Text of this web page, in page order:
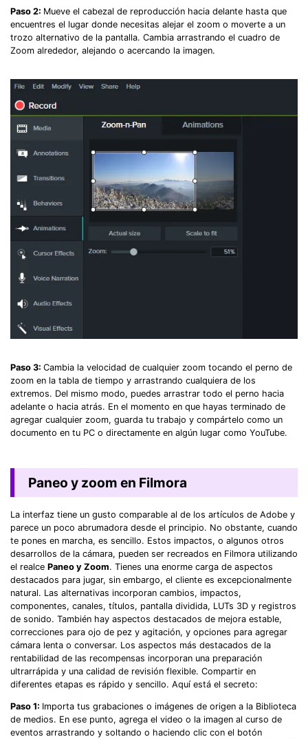
Paso 2: Mueve el cabezal de reproducción hacia delante hasta que
encuentres el lugar donde necesitas alejar el zoom o moverte a un
trozo alternativo de la pantalla. Cambia arrastrando el cuadro de
Zoom alrededor, alejando o acercando la imagen.
Paso 3: Cambia la velocidad de cualquier zoom tocando el perno de
zoom en la tabla de tiempo y arrastrando cualquiera de los
extremos. Del mismo modo, puedes arrastrar todo el perno hacia
adelante o hacia atrás. En el momento en que hayas terminado de
agregar cualquier zoom, guarda tu trabajo y compártelo como un
documento en tu PC o directamente en algún lugar como YouTube.
Paneo y zoom en Filmora
La interfaz tiene un gusto comparable al de los artículos de Adobe y
parece un poco abrumadora desde el principio. No obstante, cuando
te pones en marcha, es sencillo. Estos impactos, o algunos otros
desarrollos de la cámara, pueden ser recreados en Filmora utilizando
el realce Paneo y Zoom. Tienes una enorme carga de aspectos
destacados para jugar, sin embargo, el cliente es excepcionalmente
natural. Las alternativas incorporan cambios, impactos,
componentes, canales, títulos, pantalla dividida, LUTs 3D y registros
de sonido. También hay aspectos destacados de mejora estable,
correcciones para ojo de pez y agitación, y opciones para agregar
cámara lenta o conversar. Los aspectos más destacados de la
rentabilidad de las recompensas incorporan una preparación
ultrarrápida y una calidad de revisión flexible. Compartir en
diferentes etapas es rápido y sencillo. Aquí está el secreto:
Paso 1: Importa tus grabaciones o imágenes de origen a la Biblioteca
de medios. En ese punto, agrega el video o la imagen al curso de
eventos arrastrando y soltando o haciendo clic con el botón
Record Like a Pro, Edit
With AI Ease.
Record. Edit. Share. All with Filmora!
Got It Try It Now